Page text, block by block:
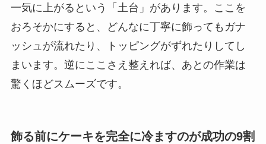
一気に上がるという「土台」があります。ここを
おろそかにすると、どんなに丁寧に飾ってもガナ
ッシュが流れたり、トッピングがずれたりしてし
まいます。逆にここさえ整えれば、あとの作業は
驚くほどスムーズです。
飾る前にケーキを完全に冷ますのが成功の9割